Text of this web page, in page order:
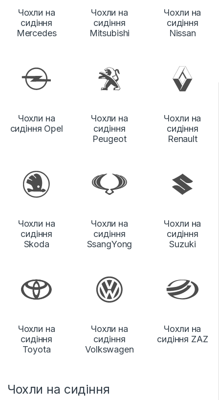
Чохли на
сидіння
Mercedes
Чохли на
сидіння
Mitsubishi
Чохли на
сидіння
Nissan
Чохли на
сидіння Opel
Чохли на
сидіння
Peugeot
Чохли на
сидіння
Renault
Чохли на
сидіння
Skoda
Чохли на
сидіння
SsangYong
Чохли на
сидіння
Suzuki
Чохли на
сидіння
Toyota
Чохли на
сидіння
Volkswagen
Чохли на
сидіння ZAZ
Чохли на сидіння